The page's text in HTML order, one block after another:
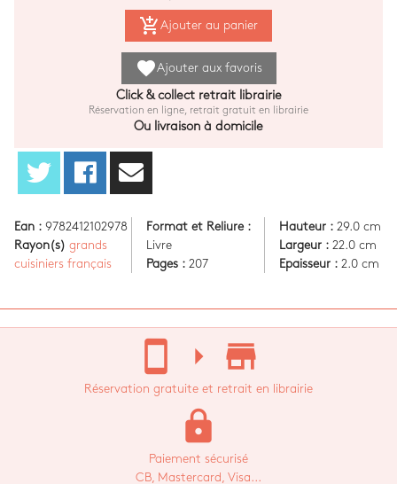
add_shopping_cart Ajouter au panier
favoriteAjouter aux favoris
Click & collect retrait librairie
Réservation en ligne, retrait gratuit en librairie
Ou livraison à domicile
Ean : 9782412102978
Rayon(s) grands
cuisiniers français
Format et Reliure :
Livre
Pages : 207
Hauteur :29.0 cm
Largeur :22.0 cm
Epaisseur :2.0 cm
stay_current_portrait arrow_right store_mall_directory
Réservation gratuite et retrait en librairie
lock
Paiement sécurisé
CB, Mastercard, Visa...